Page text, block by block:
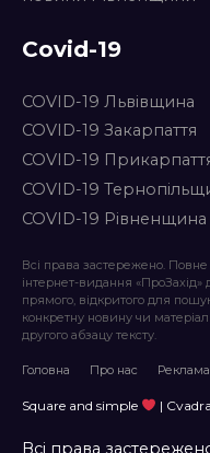
Covid-19
COVID-19 Львівщина
COVID-19 Закарпаття
COVID-19
COVID-19
COVID-19 Рівненщина
Всі права застережено.
інтернет-видання «ПроЗахід»
прямого, відкритого для
конкретну новину чи
другого абзацу тексту.
Головна Про нас Реклама
Square and simple |
Всі права